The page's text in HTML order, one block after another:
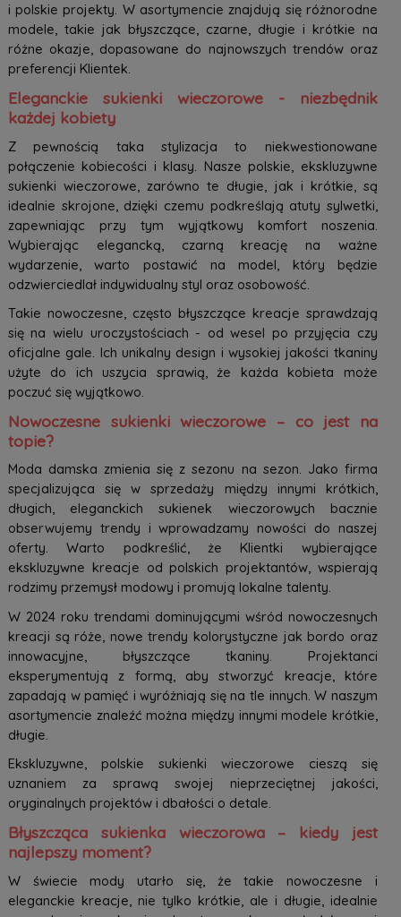
i polskie projekty. W asortymencie znajdują się różnorodne
modele, takie jak błyszczące, czarne, długie i krótkie na
różne okazje, dopasowane do najnowszych trendów oraz
preferencji Klientek.
Eleganckie sukienki wieczorowe - niezbędnik
każdej kobiety
Z pewnością taka stylizacja to niekwestionowane
połączenie kobiecości i klasy. Nasze polskie, ekskluzywne
sukienki wieczorowe, zarówno te długie, jak i krótkie, są
idealnie skrojone, dzięki czemu podkreślają atuty sylwetki,
zapewniając przy tym wyjątkowy komfort noszenia.
Wybierając elegancką, czarną kreację na ważne
wydarzenie, warto postawić na model, który będzie
odzwierciedlał indywidualny styl oraz osobowość.
Takie nowoczesne, często błyszczące kreacje sprawdzają
się na wielu uroczystościach - od wesel po przyjęcia czy
oficjalne gale. Ich unikalny design i wysokiej jakości tkaniny
użyte do ich uszycia sprawią, że każda kobieta może
poczuć się wyjątkowo.
Nowoczesne sukienki wieczorowe – co jest na
topie?
Moda damska zmienia się z sezonu na sezon. Jako firma
specjalizująca się w sprzedaży między innymi krótkich,
długich, eleganckich sukienek wieczorowych bacznie
obserwujemy trendy i wprowadzamy nowości do naszej
oferty. Warto podkreślić, że Klientki wybierające
ekskluzywne kreacje od polskich projektantów, wspierają
rodzimy przemysł modowy i promują lokalne talenty.
W 2024 roku trendami dominującymi wśród nowoczesnych
kreacji są róże, nowe trendy kolorystyczne jak bordo oraz
innowacyjne, błyszczące tkaniny. Projektanci
eksperymentują z formą, aby stworzyć kreacje, które
zapadają w pamięć i wyróżniają się na tle innych. W naszym
asortymencie znaleźć można między innymi modele krótkie,
długie.
Ekskluzywne, polskie sukienki wieczorowe cieszą się
uznaniem za sprawą swojej nieprzeciętnej jakości,
oryginalnych projektów i dbałości o detale.
Błyszcząca sukienka wieczorowa – kiedy jest
najlepszy moment?
W świecie mody utarło się, że takie nowoczesne i
eleganckie kreacje, nie tylko krótkie, ale i długie, idealnie